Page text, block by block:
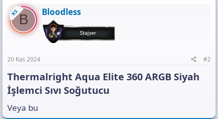
KSB Bloodless
20 Kas 2024 #2
Thermalright Aqua Elite 360 ARGB Siyah
İşlemci Sıvı Soğutucu​
Veya bu